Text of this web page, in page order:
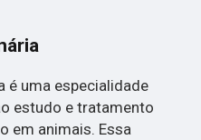
é uma especialidade
estudo e tratamento
em animais. Essa